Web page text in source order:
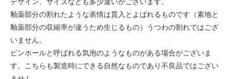
釉薬部分の割れたような表情は貫入とよばれるものです（素地と
釉薬部分の収縮率が違うため生じるもの）うつわの割れではござ
いません。
ピンホールと呼ばれる気泡のようなものがある場合がございま
す。こちらも製造時にできる自然なものであり不良品ではござい